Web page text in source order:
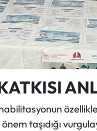
taşıdığı